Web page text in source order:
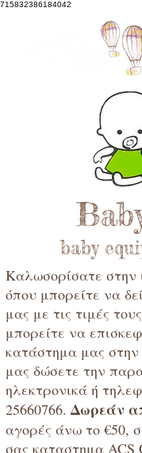
715832386184042
baby
Καλωσορίσατε στην
όπου μπορείτε να
μας με τις τιμές
μπορείτε να
κατάστημα μας
μας δώσετε την
ηλεκτρονικά ή
25660766.Δωρεάν
αγορές άνω το €50,
σας καταστημα ACS